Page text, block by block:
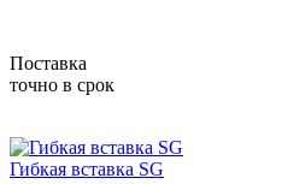
Поставка
точно в срок
Гибкая вставка SG